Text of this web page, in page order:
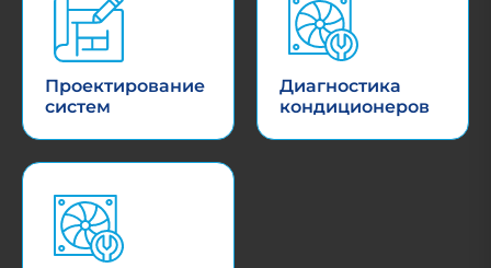
Проектирование
систем
Диагностика
кондиционеров